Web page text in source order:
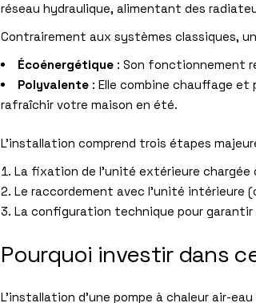
réseau hydraulique, alimentant des
Contrairement aux systèmes classiques,
Écoénergétique : Son fonctionnement
Polyvalente : Elle combine chauffage
rafraîchir votre maison en été.
L’installation comprend trois étapes
La fixation de l’unité extérieure chargée
Le raccordement avec l’unité intérieure
La configuration technique pour
Pourquoi investir dans
L’installation d’une pompe à chaleur air-